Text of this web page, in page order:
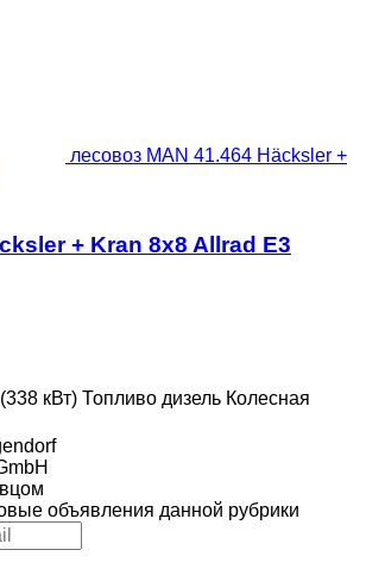
лесовоз MAN 41.464 Häcksler +
+ Kran 8x8 Allrad E3
кВт) Топливо дизель Колесная
объявления данной рубрики